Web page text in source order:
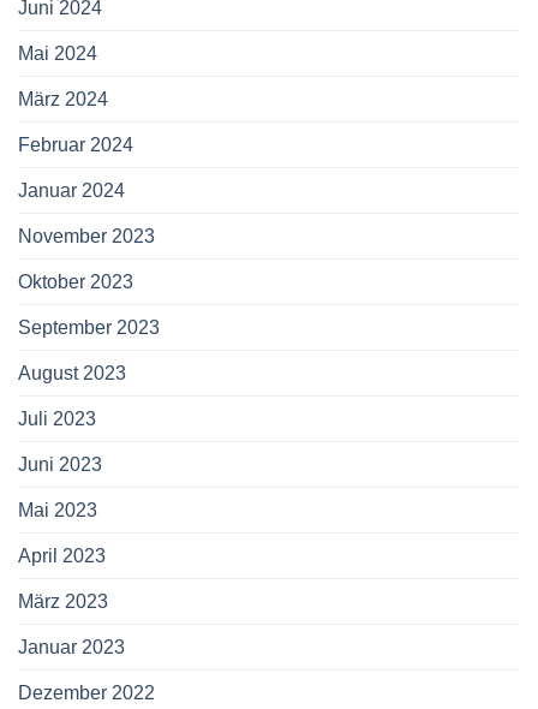
Juni 2024
Mai 2024
März 2024
Februar 2024
Januar 2024
November 2023
Oktober 2023
September 2023
August 2023
Juli 2023
Juni 2023
Mai 2023
April 2023
März 2023
Januar 2023
Dezember 2022